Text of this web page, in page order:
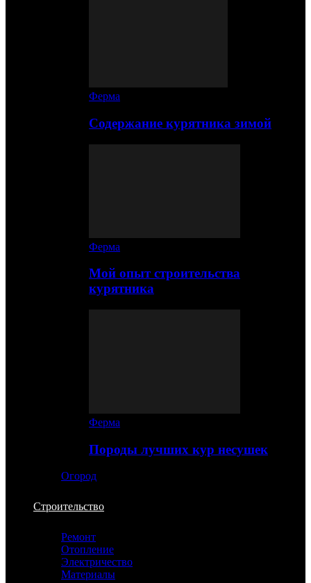
Ферма
Содержание курятника зимой
Ферма
Мой опыт строительства
курятника
Ферма
Породы лучших кур несушек
Огород
Строительство
Ремонт
Отопление
Электричество
Материалы